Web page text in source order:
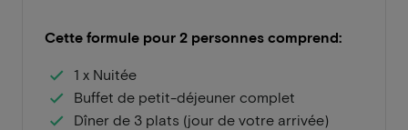
Cette formule pour 2 personnes comprend:
1 x Nuitée
Buffet de petit-déjeuner complet
Dîner de 3 plats (jour de votre arrivée)